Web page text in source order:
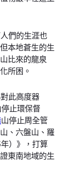
們的生涯也
本地蒼生的生
比來的龍泉
所困。
此高度器
止環保督
山停止周全管
、六盤山、羅
）》，打算
東南地域的生